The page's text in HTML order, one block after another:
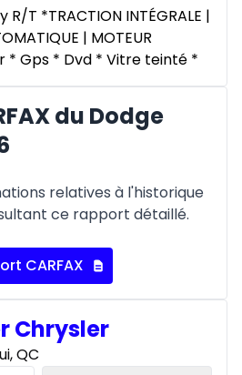
T *TRACTION INTÉGRALE |
| MOTEUR
* Gps * Dvd * Vitre teinté *
du Dodge
relatives à l'historique
ce rapport détaillé.
CARFAX
Chrysler
QC